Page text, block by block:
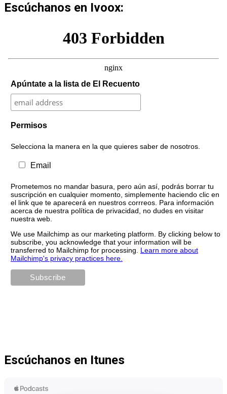
Escúchanos en Ivoox:
Apúntate a la lista de El Recuento
Permisos
Selecciona la manera en la que quieres saber de nosotros.
Email
Prometemos no mandar basura, pero aún así, podrás borrar tu
suscripción en cualquier momento, simplemente haciendo clic en
el link que te aparecerá en nuestros corrreos. Para información
acerca de nuestra política de privacidad, no dudes en visitar
nuestra web.
We use Mailchimp as our marketing platform. By clicking below to
subscribe, you acknowledge that your information will be
transferred to Mailchimp for processing. Learn more about
Mailchimp's privacy practices here.
Escúchanos en Itunes